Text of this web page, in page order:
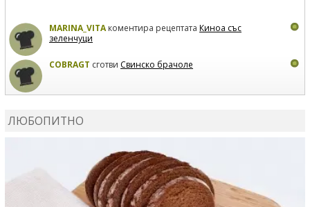
MARINA_VITAкоментира рецептата Киноа със
зеленчуци
COBRAGT сготви Свинско брачоле
ЛЮБОПИТНО